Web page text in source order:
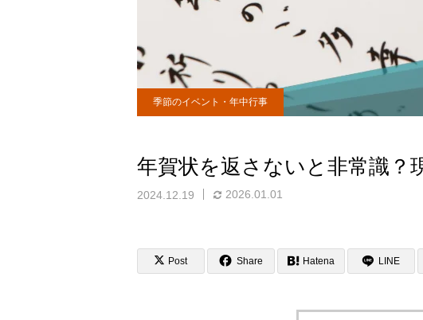
季節のイベント・年中行事
年賀状を返さないと非常識？
2024.12.19 2026.01.01
Post Share Hatena LINE